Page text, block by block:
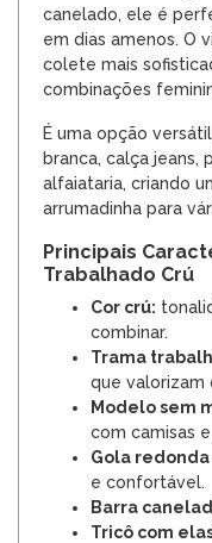
canelado, ele é
em dias amenos. O
colete mais
combinações
É uma opção
branca, calça jeans,
alfaiataria, criando
arrumadinha para
Principais
Trabalhado Crú
Cor crú:
combinar.
Trama
que valorizam
Modelo sem
com camisas
Gola
e confortável.
Barra
Tricô com